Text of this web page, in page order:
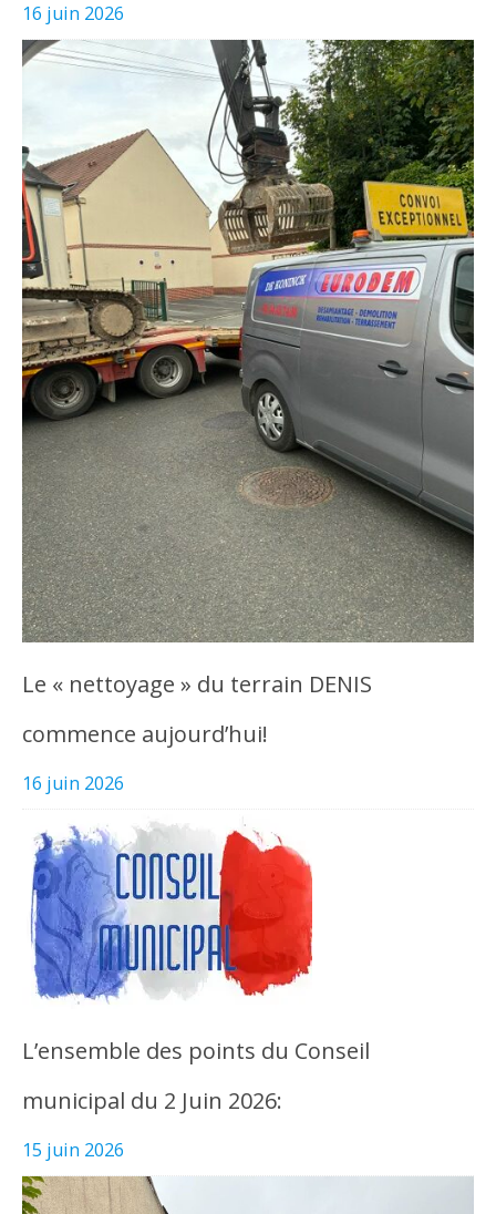
16 juin 2026
Le « nettoyage » du terrain DENIS
commence aujourd’hui!
16 juin 2026
L’ensemble des points du Conseil
municipal du 2 Juin 2026:
15 juin 2026